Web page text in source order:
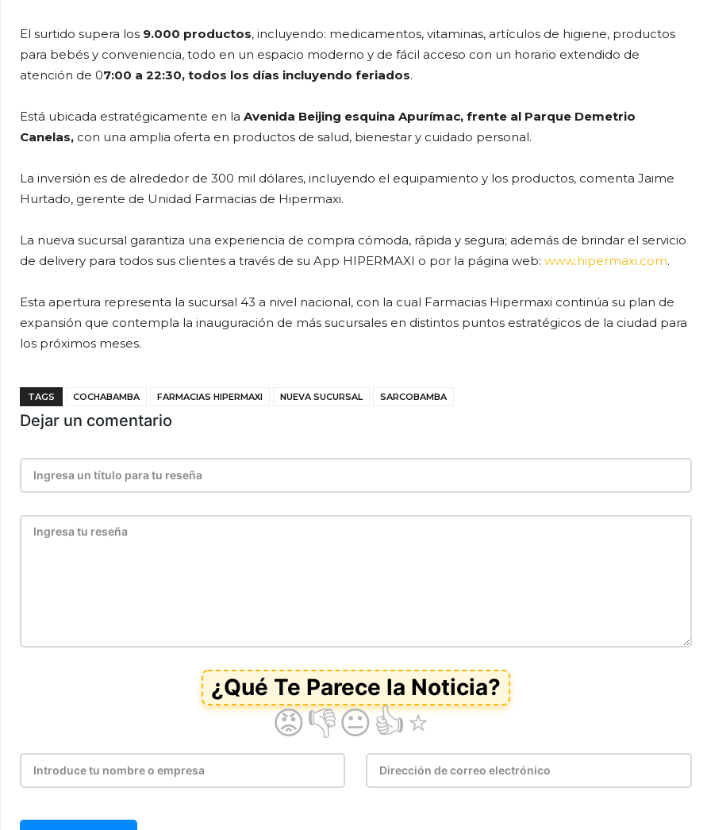
El surtido supera los 9.000 productos, incluyendo: medicamentos, vitaminas, artículos de higiene, productos
para bebés y conveniencia, todo en un espacio moderno y de fácil acceso con un horario extendido de
atención de 07:00 a 22:30, todos los días incluyendo feriados.
Está ubicada estratégicamente en la Avenida Beijing esquina Apurímac, frente al Parque Demetrio
Canelas, con una amplia oferta en productos de salud, bienestar y cuidado personal.
La inversión es de alrededor de 300 mil dólares, incluyendo el equipamiento y los productos, comenta Jaime
Hurtado, gerente de Unidad Farmacias de Hipermaxi.
La nueva sucursal garantiza una experiencia de compra cómoda, rápida y segura; además de brindar el servicio
de delivery para todos sus clientes a través de su App HIPERMAXI o por la página web: www.hipermaxi.com.
Esta apertura representa la sucursal 43 a nivel nacional, con la cual Farmacias Hipermaxi continúa su plan de
expansión que contempla la inauguración de más sucursales en distintos puntos estratégicos de la ciudad para
los próximos meses.
TAGS COCHABAMBA FARMACIAS HIPERMAXI NUEVA SUCURSAL SARCOBAMBA
Dejar un comentario